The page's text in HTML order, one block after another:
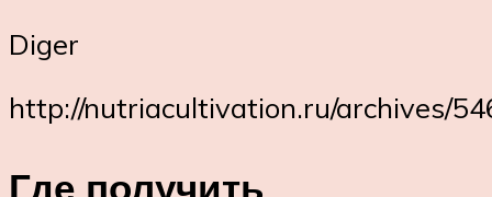
Diger
http://nutriacultivation.ru/archives/